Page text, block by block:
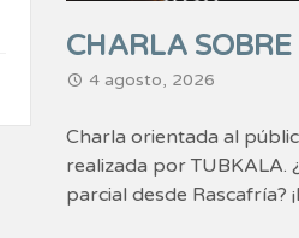
CHARLA SOBRE
4 agosto, 2026
Charla orientada al
realizada por TUBKALA.
parcial desde Rascafría?